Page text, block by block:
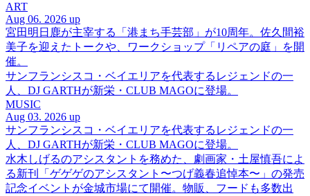
ART
Aug 06. 2026 up
宮田明日鹿が主宰する「港まち手芸部」が10周年。佐久間裕
美子を迎えたトークや、ワークショップ「リペアの庭」を開
催。
サンフランシスコ・ベイエリアを代表するレジェンドの一
人、DJ GARTHが新栄・CLUB MAGOに登場。
MUSIC
Aug 03. 2026 up
サンフランシスコ・ベイエリアを代表するレジェンドの一
人、DJ GARTHが新栄・CLUB MAGOに登場。
水木しげるのアシスタントを務めた、劇画家・土屋慎吾によ
る新刊「ゲゲゲのアシスタント〜つげ義春追悼本〜」の発売
記念イベントが金城市場にて開催。物販、フードも多数出